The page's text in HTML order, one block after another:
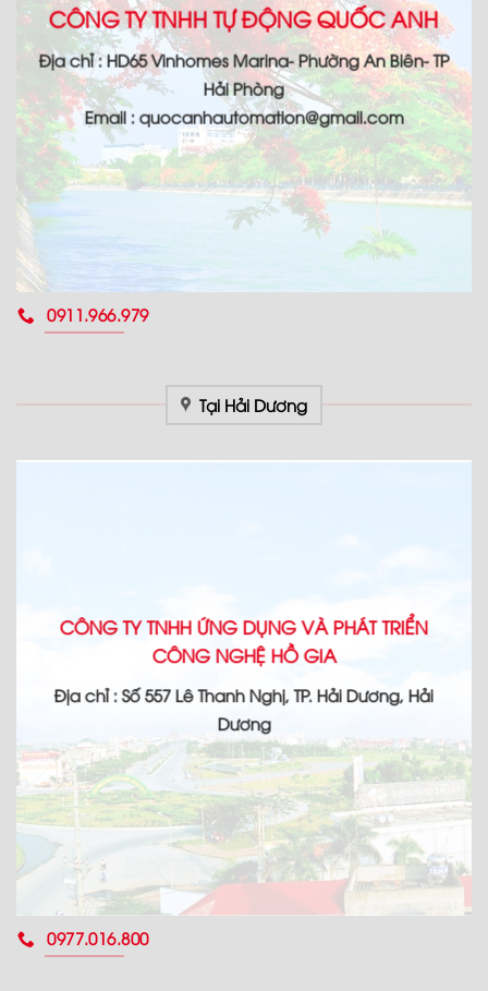
CÔNG TY TNHH TỰ ĐỘNG QUỐC ANH
Địa chỉ : HD65 Vinhomes Marina- Phường An Biên- TP
Hải Phòng
Email : quocanhautomation@gmail.com
0911.966.979
Tại Hải Dương
CÔNG TY TNHH ỨNG DỤNG VÀ PHÁT TRIỂN
CÔNG NGHỆ HỒ GIA
Địa chỉ : Số 557 Lê Thanh Nghị, TP. Hải Dương, Hải
Dương
0977.016.800